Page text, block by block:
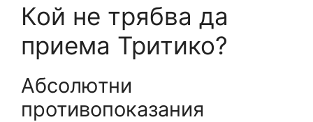
Кой не трябва да
приема Тритико?
Абсолютни
противопоказания